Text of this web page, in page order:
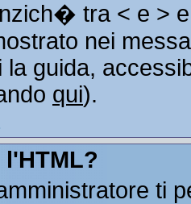
tra < e >
nei
la guida,
qui).
ti